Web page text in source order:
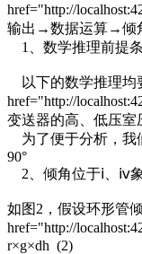
href="http://
输出→数据运算→倾
1、数学推理前提
以下的数学推理均
href="http://
变送器的高、低压室
为了便于分析，我
90°
2、倾角位于ⅰ、ⅳ
如图2，假设环形管
href="http://
r×g×dh (2)